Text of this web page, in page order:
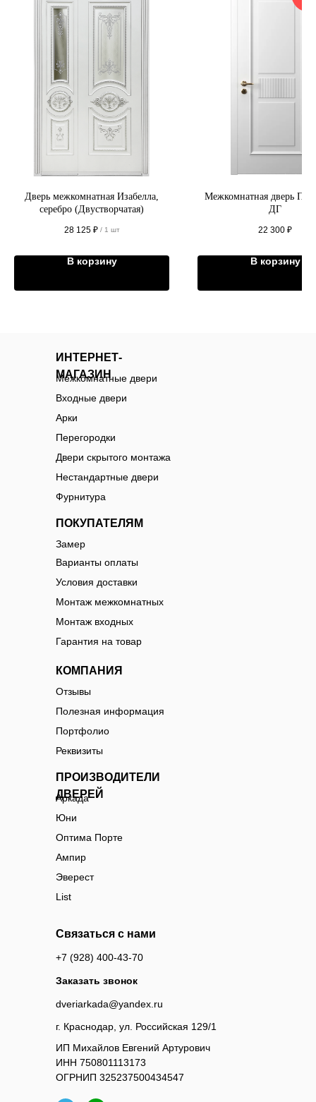
Дверь межкомнатная Изабелла,
серебро (Двустворчатая)
28 125 ₽ / 1 шт
В корзину
Межкомнатная дверь
ДГ
22 300 ₽
В корзину
ИП Михайлов Евгений Артурович
ИНН 750801113173
ОГРНИП 325237500434547
Связаться с нами
dveriarkada@yandex.ru
+7 (928) 400-43-70
Заказать звонок
г. Краснодар, ул. Российская 129/1
ИНТЕРНЕТ-
МАГАЗИН
Межкомнатные двери
Входные двери
Арки
Перегородки
Двери скрытого монтажа
Нестандартные двери
Фурнитура
ПОКУПАТЕЛЯМ
Замер
Варианты оплаты
Условия доставки
Монтаж межкомнатных
Монтаж входных
Гарантия на товар
ПРОИЗВОДИТЕЛИ
ДВЕРЕЙ
Аркада
Юни
Оптима Порте
Ампир
Эверест
List
КОМПАНИЯ
Отзывы
Полезная информация
Портфолио
Реквизиты